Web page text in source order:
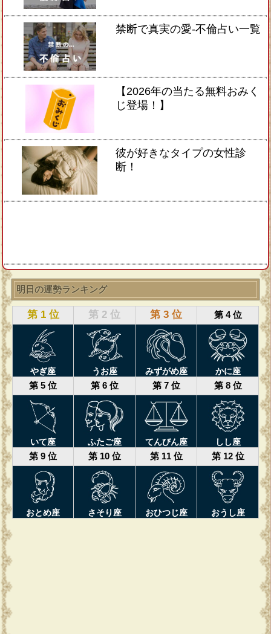
禁断で真実の愛-不倫占い一覧
【2026年の当たる無料おみく
じ登場！】
彼が好きなタイプの女性診
断！
明日の運勢ランキング
第 1 位 第 2 位 第 3 位 第 4 位
やぎ座 うお座 みずがめ座 かに座
第 5 位 第 6 位 第 7 位 第 8 位
いて座 ふたご座 てんびん座 しし座
第 9 位 第 10 位 第 11 位 第 12 位
おとめ座 さそり座 おひつじ座 おうし座